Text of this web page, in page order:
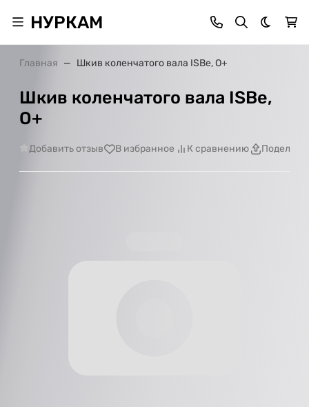
НУРКАМ Темная
Главная Шкив коленчатого вала ISBe, О+
Шкив коленчатого вала ISBe,
О+
Добавить отзыв В избранное К сравнению